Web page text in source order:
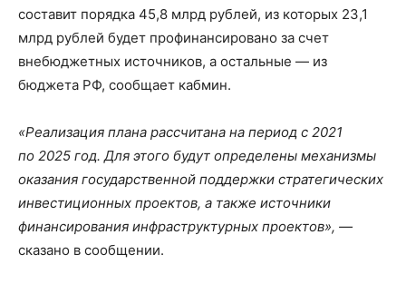
составит порядка 45,8 млрд рублей, из которых 23,1
млрд рублей будет профинансировано за счет
внебюджетных источников, а остальные — из
бюджета РФ, сообщает кабмин.
«Реализация плана рассчитана на период с 2021
по 2025 год. Для этого будут определены механизмы
оказания государственной поддержки стратегических
инвестиционных проектов, а также источники
финансирования инфраструктурных проектов», —
сказано в сообщении.